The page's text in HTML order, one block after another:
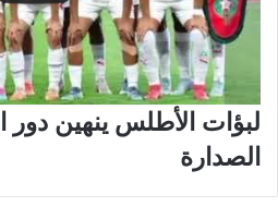
لبؤات الأطلس ينهين
الصدارة